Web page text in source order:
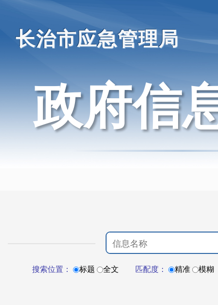
长治市应急管理局
政府信
搜索位置： 标题 全文 匹配度： 精准 模糊